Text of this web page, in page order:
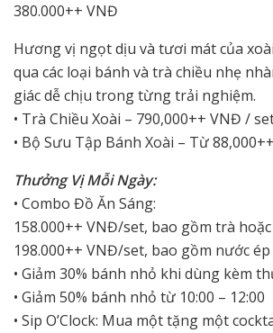
380.000++ VNĐ
Hương vị ngọt dịu và tươi mát của
qua các loại bánh và trà chiều nhẹ
giác dễ chịu trong từng trải nghiệm.
• Trà Chiều Xoài – 790,000++ VNĐ /
• Bộ Sưu Tập Bánh Xoài – Từ
Thưởng Vị Mỗi Ngày:
• Combo Đồ Ăn Sáng:
158.000++ VNĐ/set, bao gồm trà
198.000++ VNĐ/set, bao gồm nước
• Giảm 30% bánh nhỏ khi dùng kèm
• Giảm 50% bánh nhỏ từ 10:00 – 12:00
• Sip O’Clock: Mua một tặng một